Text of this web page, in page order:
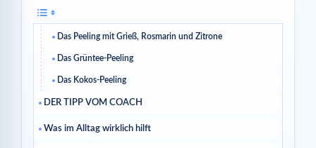
Das Peeling mit Grieß, Rosmarin und Zitrone
Das Grüntee-Peeling
Das Kokos-Peeling
DER TIPP VOM COACH
Was im Alltag wirklich hilft